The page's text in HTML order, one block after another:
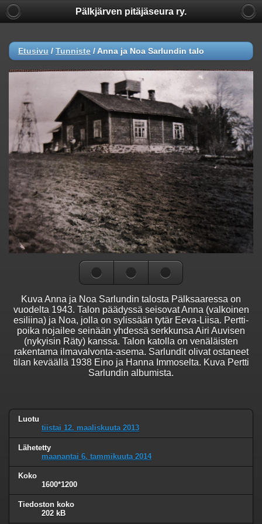
Pälkjärven pitäjäseura ry.
Etusivu / Tunniste / Anna ja Noa Sarlundin talo
Kuva Anna ja Noa Sarlundin talosta Pälksaaressa on
vuodelta 1943. Talon päädyssä seisovat Anna (valkoinen
esiliina) ja Noa, jolla on sylissään tytär Eeva-Liisa. Pertti-
poika nojailee seinään yhdessä serkkunsa Airi Auvisen
(nykyisin Räty) kanssa. Talon katolla on venäläisten
rakentama ilmavalvonta-asema. Sarlundit olivat ostaneet
tilan keväällä 1938 Eino ja Hanna Immoselta. Kuva Pertti
Sarlundin albumista.
Luotu
tiistai 12. maaliskuuta 2013
Lähetetty
maanantai 6. tammikuuta 2014
Koko
1600*1200
Tiedoston koko
202 kB